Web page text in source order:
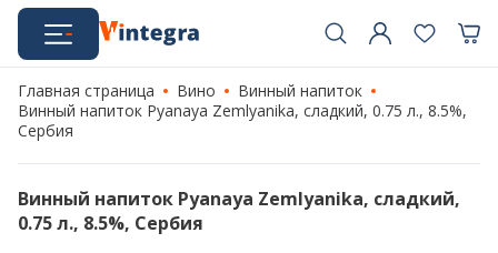
Главная страница Вино
Винный напиток
Винный напиток Pyanaya Zemlyanika, сладкий, 0.75 л., 8.5%,
Сербия
Винный напиток Pyanaya Zemlyanika, сладкий,
0.75 л., 8.5%, Сербия